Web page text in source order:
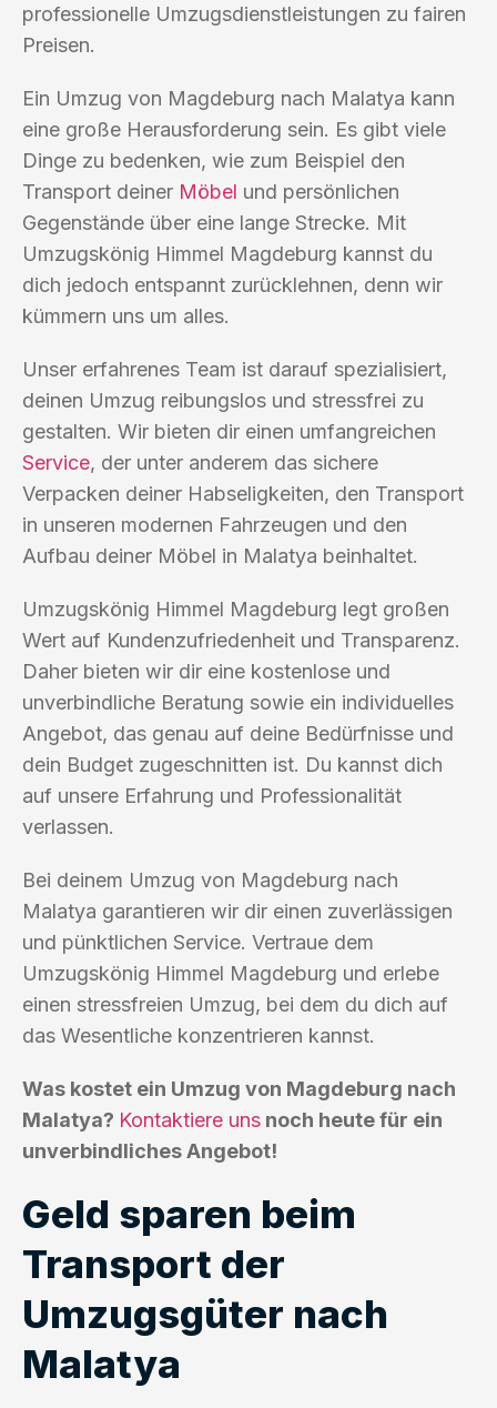
professionelle Umzugsdienstleistungen zu fairen
Preisen.
Ein Umzug von Magdeburg nach Malatya kann
eine große Herausforderung sein. Es gibt viele
Dinge zu bedenken, wie zum Beispiel den
Transport deiner Möbel und persönlichen
Gegenstände über eine lange Strecke. Mit
Umzugskönig Himmel Magdeburg kannst du
dich jedoch entspannt zurücklehnen, denn wir
kümmern uns um alles.
Unser erfahrenes Team ist darauf spezialisiert,
deinen Umzug reibungslos und stressfrei zu
gestalten. Wir bieten dir einen umfangreichen
Service, der unter anderem das sichere
Verpacken deiner Habseligkeiten, den Transport
in unseren modernen Fahrzeugen und den
Aufbau deiner Möbel in Malatya beinhaltet.
Umzugskönig Himmel Magdeburg legt großen
Wert auf Kundenzufriedenheit und Transparenz.
Daher bieten wir dir eine kostenlose und
unverbindliche Beratung sowie ein individuelles
Angebot, das genau auf deine Bedürfnisse und
dein Budget zugeschnitten ist. Du kannst dich
auf unsere Erfahrung und Professionalität
verlassen.
Bei deinem Umzug von Magdeburg nach
Malatya garantieren wir dir einen zuverlässigen
und pünktlichen Service. Vertraue dem
Umzugskönig Himmel Magdeburg und erlebe
einen stressfreien Umzug, bei dem du dich auf
das Wesentliche konzentrieren kannst.
Was kostet ein Umzug von Magdeburg nach
Malatya? Kontaktiere uns noch heute für ein
unverbindliches Angebot!
Geld sparen beim
Transport der
Umzugsgüter nach
Malatya